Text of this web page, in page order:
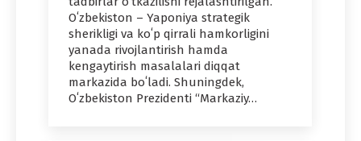
Oʻzbekiston – Yaponiya strategik
sherikligi va koʻp qirrali hamkorligini
yanada rivojlantirish hamda
kengaytirish masalalari diqqat
markazida boʻladi. Shuningdek,
Oʻzbekiston Prezidenti “Markaziy…